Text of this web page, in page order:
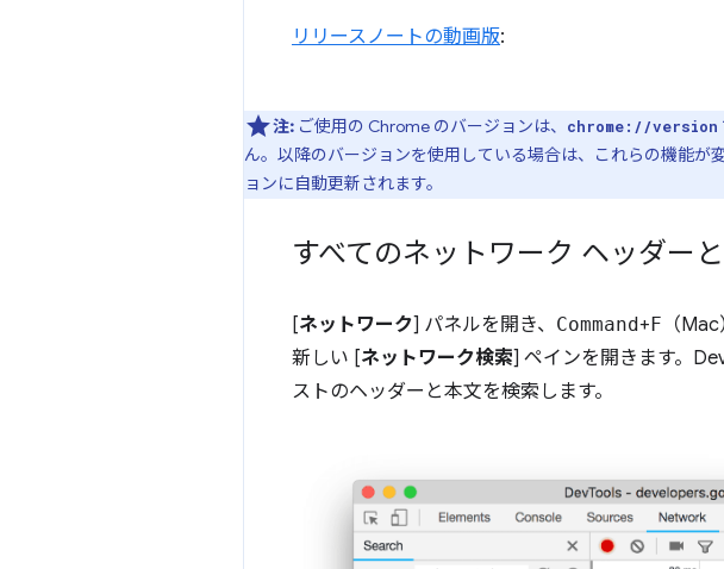
リリースノートの動画版:
注: ご使用の Chrome のバージョンは、 chrome://version
ん。以降のバージョンを使用している場合は、これらの機能
ョンに自動更新されます。
すべてのネットワーク ヘッダー
[ネットワーク] パネルを開き、 Command+F （
新しい [ネットワーク検索] ペインを開きます。
ストのヘッダーと本文を検索します。